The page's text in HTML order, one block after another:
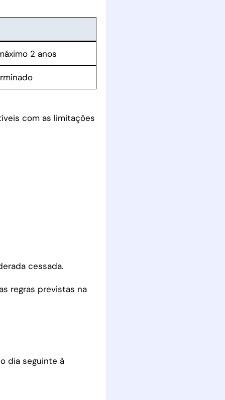
2 anos
com as limitações
cessada.
regras previstas na
dia seguinte à